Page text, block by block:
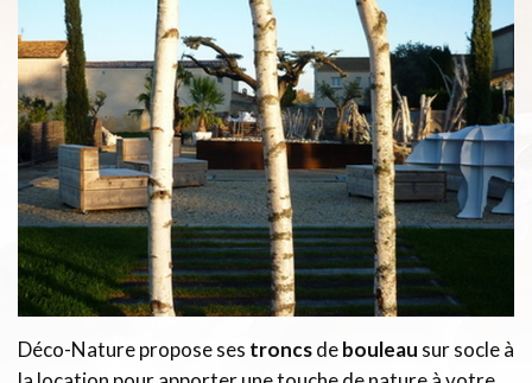
Déco-Nature propose ses troncsdebouleau sur socle à